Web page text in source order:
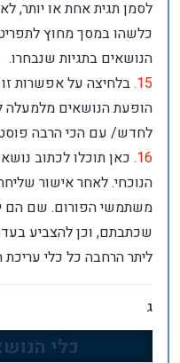
לסמן תגית אחת או יותר,
כלשהו במסך מחוץ
הנושאים בתגיות שנבחרו.
15. בלחיצה על אפשרות
הופעת הנושאים
לחדש/ עם הכי הרבה
16. כאן תוכלו לכתוב
הנוכחי. לאחר אישור
משתמשי הפורום. שם הם
שכתבתם, וכן להצביע
ליתר הרחבה כל כלי
ג
כלי